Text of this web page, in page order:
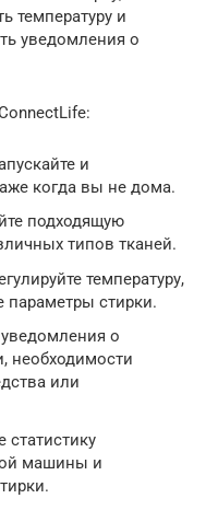
температуру и
уведомления о
и
когда вы не дома.
подходящую
типов тканей.
температуру,
параметры стирки.
о
необходимости
или
статистику
машины и